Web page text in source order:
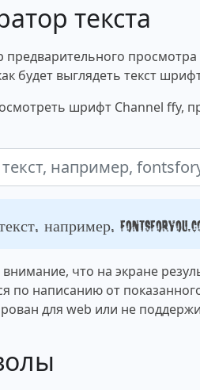
текста
предварительного
будет выглядеть текст
шрифт Channel ffy,
например,
что на экране
по написанию от
для web или не